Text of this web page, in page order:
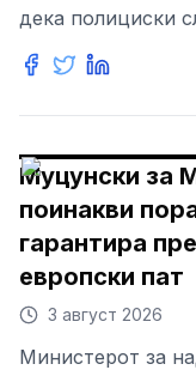
дека полициски
Муцунски за
поинакви
гарантира
европски пат
3 август 2026
Министерот за